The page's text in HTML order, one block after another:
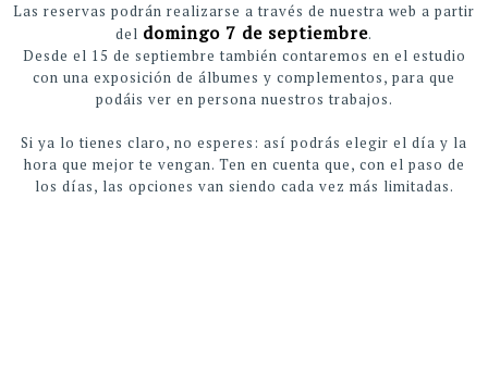
Las reservas podrán realizarse a través de nuestra web a partir
del domingo 7 de septiembre.
Desde el 15 de septiembre también contaremos en el estudio
con una exposición de álbumes y complementos, para que
podáis ver en persona nuestros trabajos.
Si ya lo tienes claro, no esperes: así podrás elegir el día y la
hora que mejor te vengan. Ten en cuenta que, con el paso de
los días, las opciones van siendo cada vez más limitadas.